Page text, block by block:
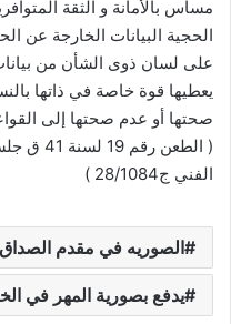
مساس بالأمانة و الثقة
الحجية البيانات الخارجة عن
على لسان ذوى الشأن من
يعطيها قوة خاصة في ذاتها
صحتها أو عدم صحتها إلى
الفني ج28/1084 )
الصوريه في مقدم الصداق
يدفع بصورية المهر في